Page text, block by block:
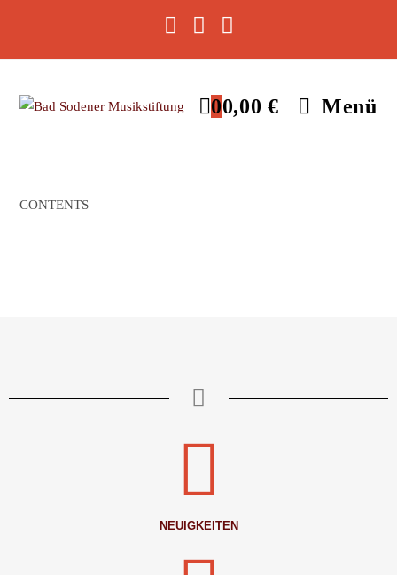
00,00 € Menü
CONTENTS
NEUIGKEITEN